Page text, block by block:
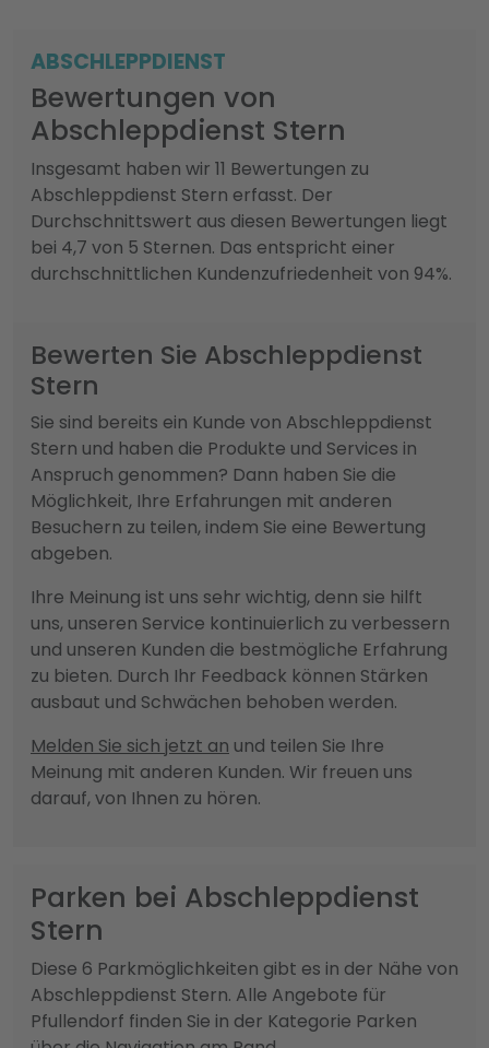
ABSCHLEPPDIENST
Bewertungen von
Abschleppdienst Stern
Insgesamt haben wir 11 Bewertungen zu
Abschleppdienst Stern erfasst. Der
Durchschnittswert aus diesen Bewertungen liegt
bei 4,7 von 5 Sternen. Das entspricht einer
durchschnittlichen Kundenzufriedenheit von 94%.
Bewerten Sie Abschleppdienst
Stern
Sie sind bereits ein Kunde von Abschleppdienst
Stern und haben die Produkte und Services in
Anspruch genommen? Dann haben Sie die
Möglichkeit, Ihre Erfahrungen mit anderen
Besuchern zu teilen, indem Sie eine Bewertung
abgeben.
Ihre Meinung ist uns sehr wichtig, denn sie hilft
uns, unseren Service kontinuierlich zu verbessern
und unseren Kunden die bestmögliche Erfahrung
zu bieten. Durch Ihr Feedback können Stärken
ausbaut und Schwächen behoben werden.
Melden Sie sich jetzt an und teilen Sie Ihre
Meinung mit anderen Kunden. Wir freuen uns
darauf, von Ihnen zu hören.
Parken bei Abschleppdienst
Stern
Diese 6 Parkmöglichkeiten gibt es in der Nähe von
Abschleppdienst Stern. Alle Angebote für
Pfullendorf finden Sie in der Kategorie Parken